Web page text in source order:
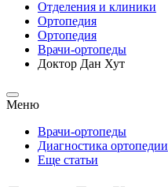
Отделения и клиники
Ортопедия
Ортопедия
Врачи-ортопеды
Доктор Дан Хут
Меню
Врачи-ортопеды
Диагностика ортопедии
Еще статьи